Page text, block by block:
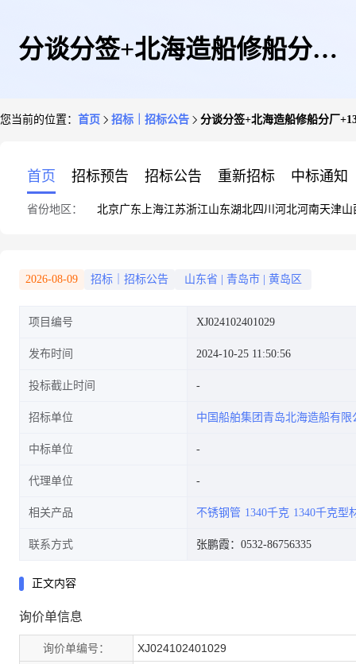
分谈分签+北海造船修船分厂
您当前的位置： 首页 招标｜招标公告 分谈分签+北海造船修船分厂
首页 招标预告 招标公告 重新招标 中标通知
省份地区： 北京广东 上海江苏浙江山东湖北四川 河北河南天津山
2026-08-09 招标｜招标公告 山东省 青岛市 黄岛区
项目编号 XJ024102401029
发布时间 2024-10-25 11:50:56
投标截止时间
招标单位 中国船舶集团青岛北海造船有限
中标单位
代理单位
相关产品 不锈钢管 1340千克 1340千克型
联系方式 张鹏霞：0532-86756335
正文内容
询价单信息
询价单编号： XJ024102401029